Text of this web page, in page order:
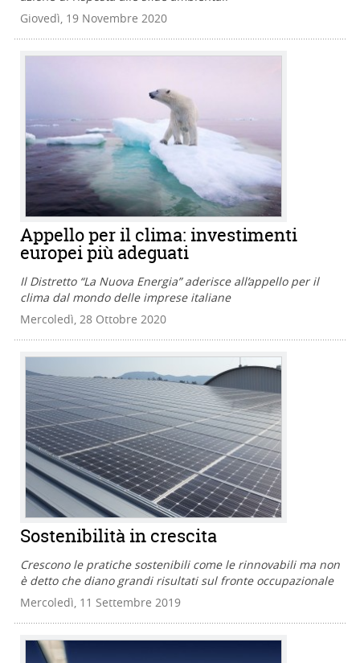
Giovedì, 19 Novembre 2020
Appello per il clima: investimenti
europei più adeguati
Il Distretto “La Nuova Energia” aderisce all’appello per il
clima dal mondo delle imprese italiane
Mercoledì, 28 Ottobre 2020
Sostenibilità in crescita
Crescono le pratiche sostenibili come le rinnovabili ma non
è detto che diano grandi risultati sul fronte occupazionale
Mercoledì, 11 Settembre 2019